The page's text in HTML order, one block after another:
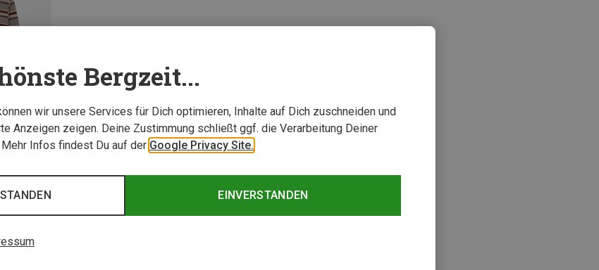
Bergzeit...
wir unsere Services für Dich optimieren, Inhalte auf Dich zuschneiden und
Anzeigen zeigen. Deine Zustimmung schließt ggf. die Verarbeitung Deiner
Mehr Infos findest Du auf der Google Privacy Site.
EINVERSTANDEN